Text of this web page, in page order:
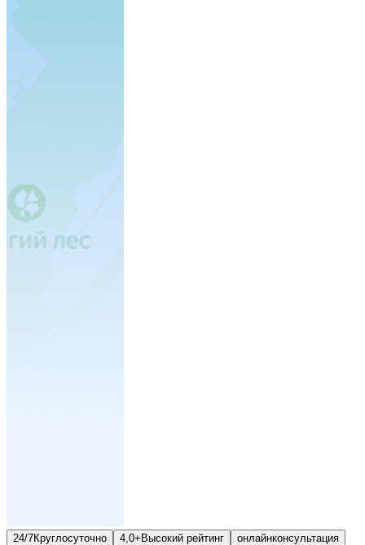
24/7Круглосуточно 4,0+ Высокий рейтинг онлайнконсультация